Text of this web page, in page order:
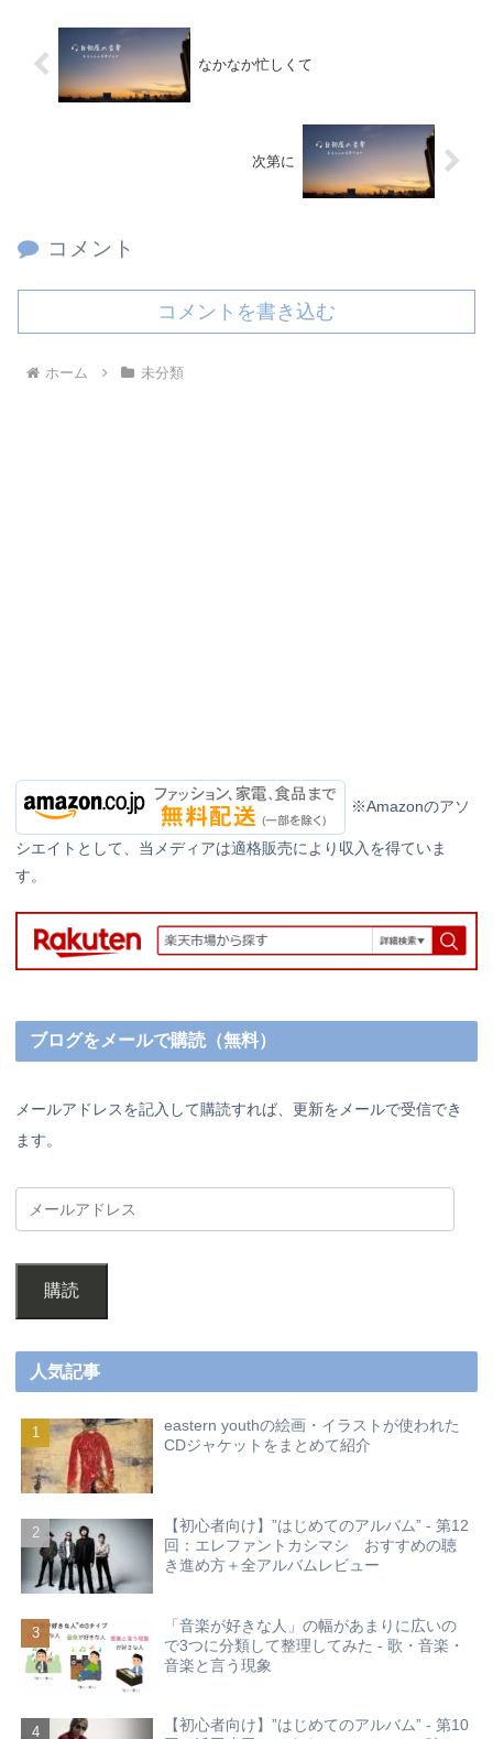
なかなか忙しくて
次第に
コメント
コメントを書き込む
ホーム 未分類
※Amazonのアソ
シエイトとして、当メディアは適格販売により収入を得ていま
す。
ブログをメールで購読（無料）
メールアドレスを記入して購読すれば、更新をメールで受信でき
ます。
購読
人気記事
eastern youthの絵画・イラストが使われた
CDジャケットをまとめて紹介
【初心者向け】”はじめてのアルバム” - 第12
回：エレファントカシマシ おすすめの聴
き進め方＋全アルバムレビュー
「音楽が好きな人」の幅があまりに広いの
で3つに分類して整理してみた - 歌・音楽・
音楽と言う現象
【初心者向け】”はじめてのアルバム” - 第10